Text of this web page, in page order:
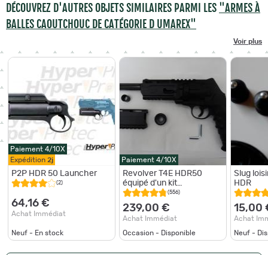
DÉCOUVREZ D'AUTRES OBJETS SIMILAIRES PARMI LES "ARMES À
BALLES CAOUTCHOUC DE CATÉGORIE D UMAREX"
Voir plus
Paiement 4/10X
Expédition 2j
P2P HDR 50 Launcher
(2)
64,16 €
Achat Immédiat
Neuf - En stock
Paiement 4/10X
Revolver T4E HDR50
équipé d'un kit
HomeDefence-24
(556)
239,00 €
Achat Immédiat
Occasion - Disponible
Slug
HDR
15,00
Achat
Neuf -